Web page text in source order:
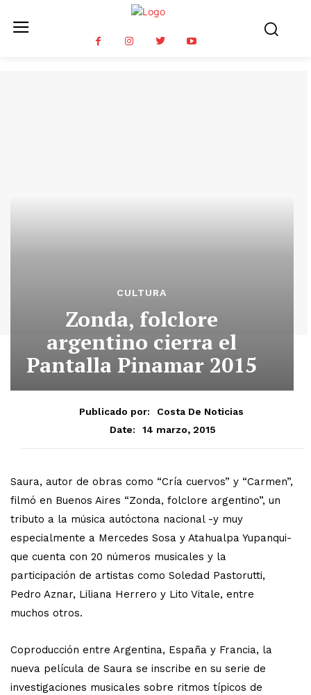
CULTURA
Zonda, folclore
argentino cierra el
Pantalla Pinamar 2015
Publicado por:
Costa De Noticias
Date:
14 marzo, 2015
Saura, autor de obras como “Cría cuervos” y “Carmen”,
filmó en Buenos Aires “Zonda, folclore argentino”, un
tributo a la música autóctona nacional -y muy
especialmente a Mercedes Sosa y Atahualpa Yupanqui-
que cuenta con 20 números musicales y la
participación de artistas como Soledad Pastorutti,
Pedro Aznar, Liliana Herrero y Lito Vitale, entre
muchos otros.
Coproducción entre Argentina, España y Francia, la
nueva película de Saura se inscribe en su serie de
investigaciones musicales sobre ritmos típicos de